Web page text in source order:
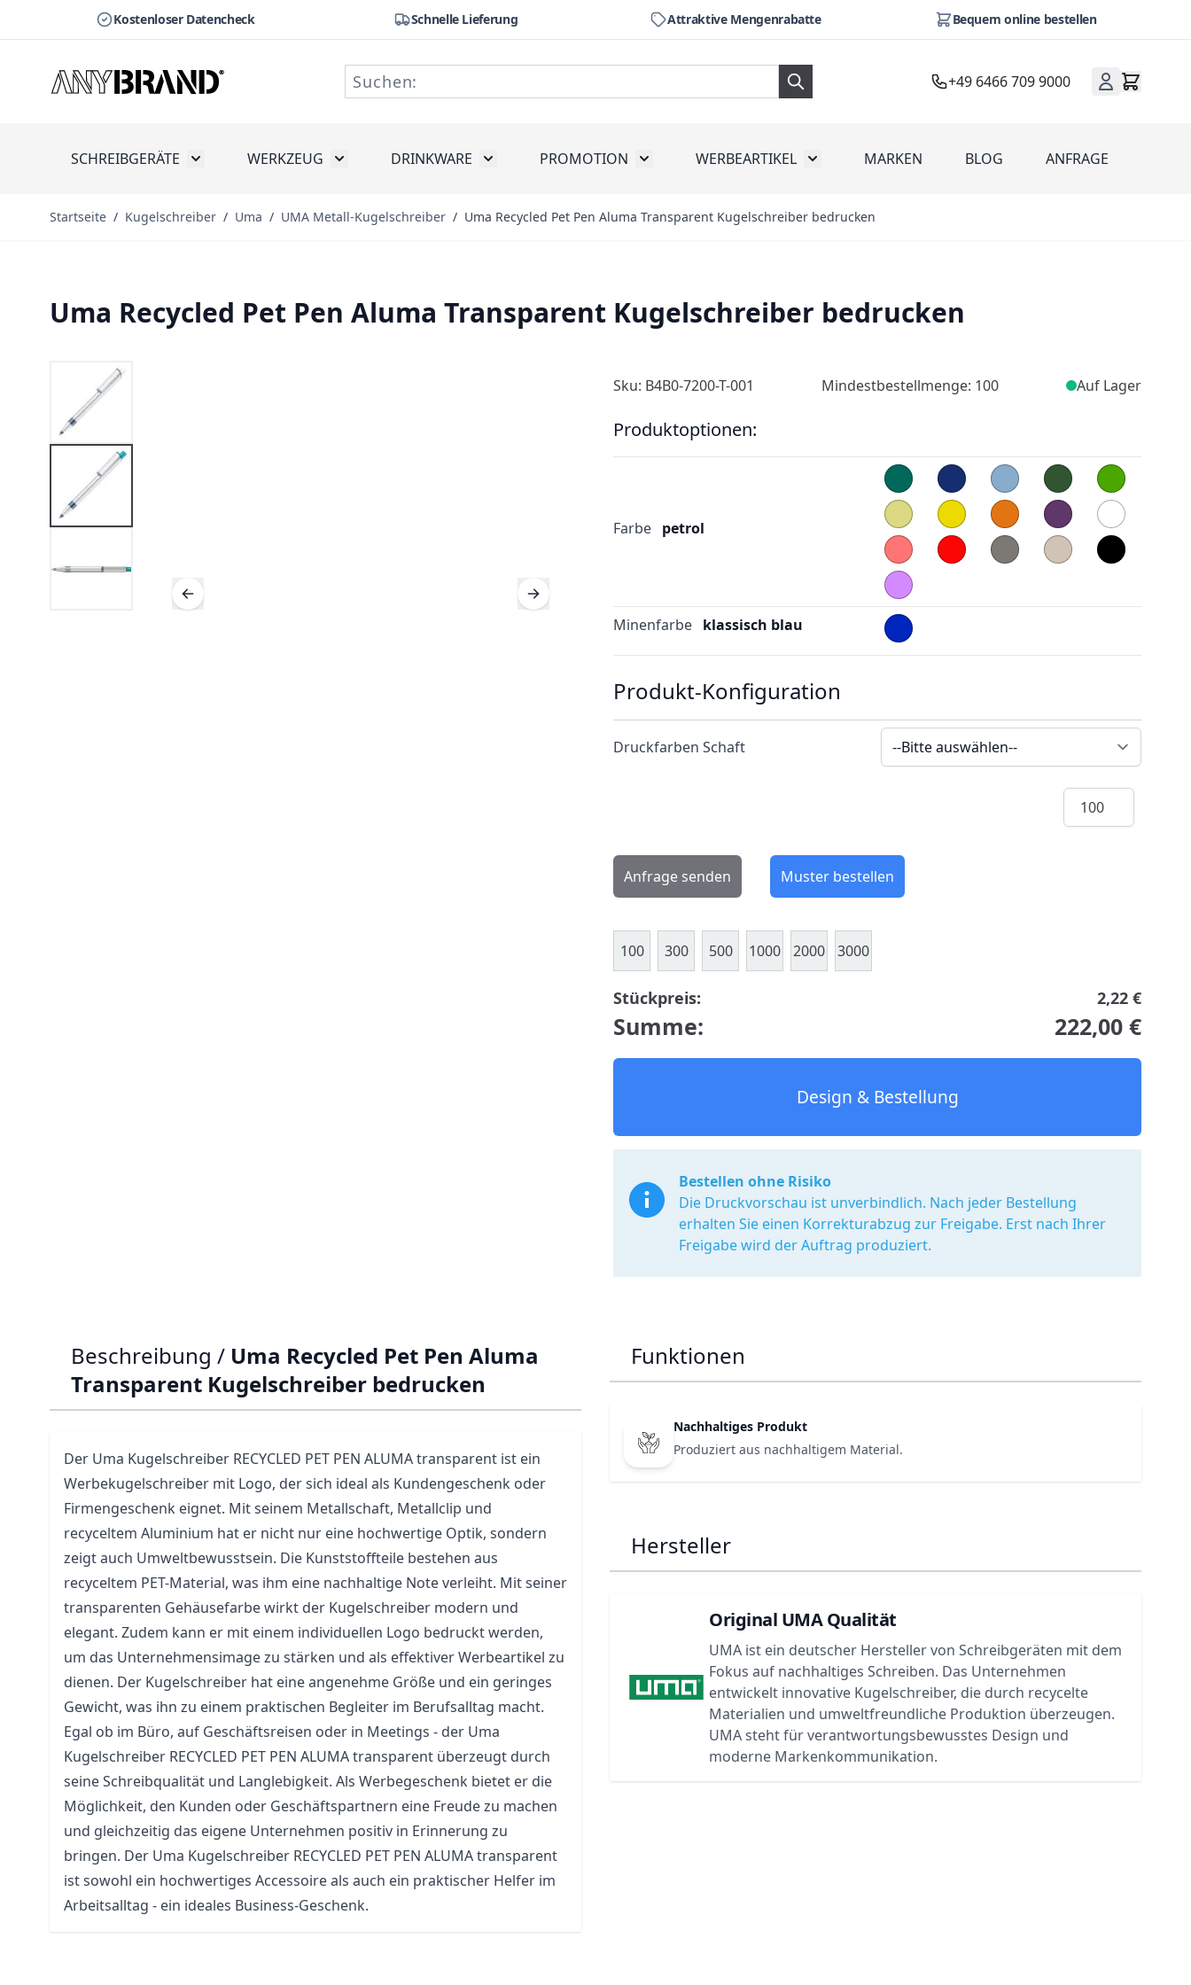
Kostenloser Datencheck Schnelle Lieferung Attraktive Mengenrabatte Bequem online bestellen
+49 6466 709 9000
SCHREIBGERÄTE Toggle submenu for Schreibgeräte
WERKZEUG Toggle submenu for Werkzeug
DRINKWARE Toggle submenu for Drinkware
PROMOTION Toggle submenu for Promotion
WERBEARTIKEL Toggle submenu for Werbeartikel
MARKEN BLOG ANFRAGE
Startseite / Kugelschreiber / Uma / UMA Metall-Kugelschreiber / Uma Recycled Pet Pen Aluma Transparent Kugelschreiber bedrucken
Uma Recycled Pet Pen Aluma Transparent Kugelschreiber bedrucken
Sku: B4B0-7200-T-001 Mindestbestellmenge: 100 Auf Lager
Produktoptionen:
Farbe petrol
Minenfarbe klassisch blau
Produkt-Konfiguration
Druckfarben Schaft
Menge
Anfrage senden Muster bestellen
100 300 500 1000 2000 3000
Stückpreis: 2,22 €
Summe: 222,00 €
Design & Bestellung
Bestellen ohne Risiko
Die Druckvorschau ist unverbindlich. Nach jeder Bestellung
erhalten Sie einen Korrekturabzug zur Freigabe. Erst nach Ihrer
Freigabe wird der Auftrag produziert.
Beschreibung / Uma Recycled Pet Pen Aluma
Transparent Kugelschreiber bedrucken
Der Uma Kugelschreiber RECYCLED PET PEN ALUMA transparent ist ein
Werbekugelschreiber mit Logo, der sich ideal als Kundengeschenk oder
Firmengeschenk eignet. Mit seinem Metallschaft, Metallclip und
recyceltem Aluminium hat er nicht nur eine hochwertige Optik, sondern
zeigt auch Umweltbewusstsein. Die Kunststoffteile bestehen aus
recyceltem PET-Material, was ihm eine nachhaltige Note verleiht. Mit seiner
transparenten Gehäusefarbe wirkt der Kugelschreiber modern und
elegant. Zudem kann er mit einem individuellen Logo bedruckt werden,
um das Unternehmensimage zu stärken und als effektiver Werbeartikel zu
dienen. Der Kugelschreiber hat eine angenehme Größe und ein geringes
Gewicht, was ihn zu einem praktischen Begleiter im Berufsalltag macht.
Egal ob im Büro, auf Geschäftsreisen oder in Meetings - der Uma
Kugelschreiber RECYCLED PET PEN ALUMA transparent überzeugt durch
seine Schreibqualität und Langlebigkeit. Als Werbegeschenk bietet er die
Möglichkeit, den Kunden oder Geschäftspartnern eine Freude zu machen
und gleichzeitig das eigene Unternehmen positiv in Erinnerung zu
bringen. Der Uma Kugelschreiber RECYCLED PET PEN ALUMA transparent
ist sowohl ein hochwertiges Accessoire als auch ein praktischer Helfer im
Arbeitsalltag - ein ideales Business-Geschenk.
Funktionen
Nachhaltiges Produkt
Produziert aus nachhaltigem Material.
Hersteller
Original UMA Qualität
UMA ist ein deutscher Hersteller von Schreibgeräten mit dem
Fokus auf nachhaltiges Schreiben. Das Unternehmen
entwickelt innovative Kugelschreiber, die durch recycelte
Materialien und umweltfreundliche Produktion überzeugen.
UMA steht für verantwortungsbewusstes Design und
moderne Markenkommunikation.